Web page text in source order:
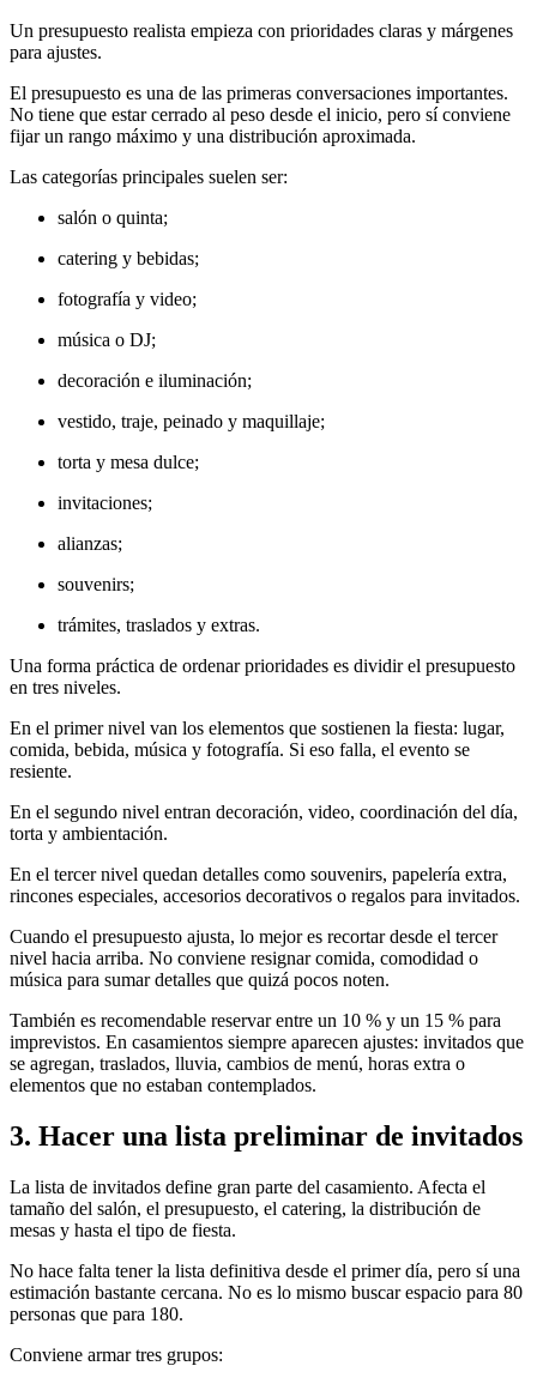
Un presupuesto realista empieza con prioridades claras y márgenes
para ajustes.
El presupuesto es una de las primeras conversaciones importantes.
No tiene que estar cerrado al peso desde el inicio, pero sí conviene
fijar un rango máximo y una distribución aproximada.
Las categorías principales suelen ser:
salón o quinta;
catering y bebidas;
fotografía y video;
música o DJ;
decoración e iluminación;
vestido, traje, peinado y maquillaje;
torta y mesa dulce;
invitaciones;
alianzas;
souvenirs;
trámites, traslados y extras.
Una forma práctica de ordenar prioridades es dividir el presupuesto
en tres niveles.
En el primer nivel van los elementos que sostienen la fiesta: lugar,
comida, bebida, música y fotografía. Si eso falla, el evento se
resiente.
En el segundo nivel entran decoración, video, coordinación del día,
torta y ambientación.
En el tercer nivel quedan detalles como souvenirs, papelería extra,
rincones especiales, accesorios decorativos o regalos para invitados.
Cuando el presupuesto ajusta, lo mejor es recortar desde el tercer
nivel hacia arriba. No conviene resignar comida, comodidad o
música para sumar detalles que quizá pocos noten.
También es recomendable reservar entre un 10 % y un 15 % para
imprevistos. En casamientos siempre aparecen ajustes: invitados que
se agregan, traslados, lluvia, cambios de menú, horas extra o
elementos que no estaban contemplados.
3. Hacer una lista preliminar de invitados
La lista de invitados define gran parte del casamiento. Afecta el
tamaño del salón, el presupuesto, el catering, la distribución de
mesas y hasta el tipo de fiesta.
No hace falta tener la lista definitiva desde el primer día, pero sí una
estimación bastante cercana. No es lo mismo buscar espacio para 80
personas que para 180.
Conviene armar tres grupos: